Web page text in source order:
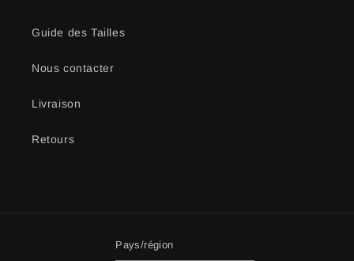
Guide des Tailles
Nous contacter
Livraison
Retours
Pays/région